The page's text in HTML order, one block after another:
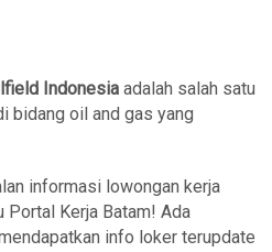
Indonesia adalah salah satu
bidang oil and gas yang
informasi lowongan kerja
Portal Kerja Batam! Ada
info loker terupdate